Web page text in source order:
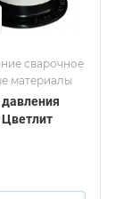
сварочное
материалы
давления